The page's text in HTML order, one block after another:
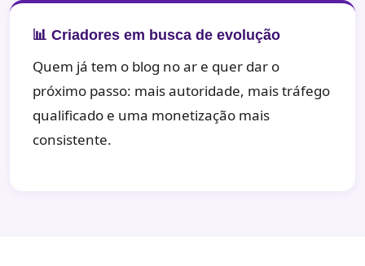
📊 Criadores em busca de evolução
Quem já tem o blog no ar e quer dar o
próximo passo: mais autoridade, mais tráfego
qualificado e uma monetização mais
consistente.